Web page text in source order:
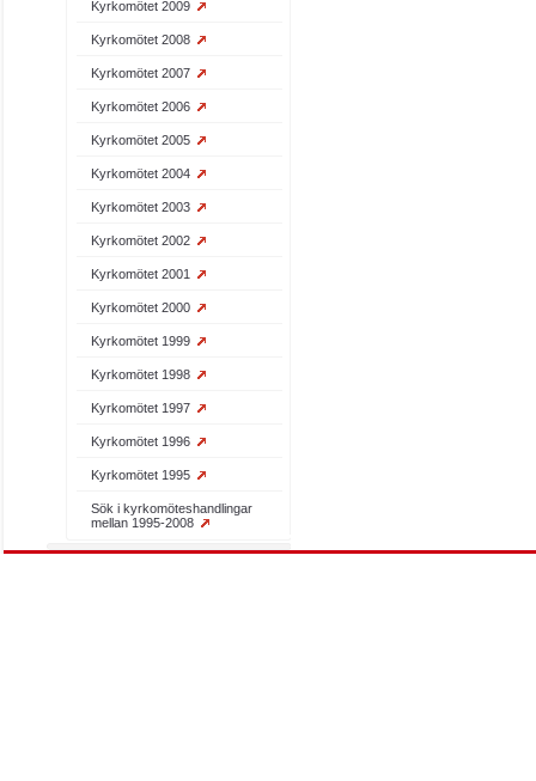
Kyrkomötet 2009
Kyrkomötet 2008
Kyrkomötet 2007
Kyrkomötet 2006
Kyrkomötet 2005
Kyrkomötet 2004
Kyrkomötet 2003
Kyrkomötet 2002
Kyrkomötet 2001
Kyrkomötet 2000
Kyrkomötet 1999
Kyrkomötet 1998
Kyrkomötet 1997
Kyrkomötet 1996
Kyrkomötet 1995
Sök i kyrkomöteshandlingar
mellan 1995-2008